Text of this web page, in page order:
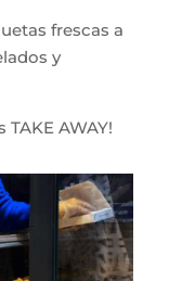
frescas a
y
AWAY!